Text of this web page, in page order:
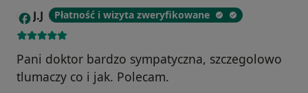
J J.J Płatność i wizyta zweryfikowane
Pani doktor bardzo sympatyczna, szczegolowo
tlumaczy co i jak. Polecam.